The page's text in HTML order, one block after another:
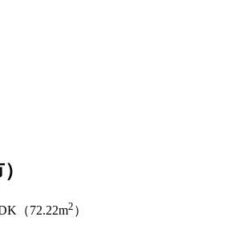
（72.22m2 ）